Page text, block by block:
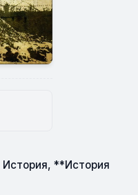
История, **История